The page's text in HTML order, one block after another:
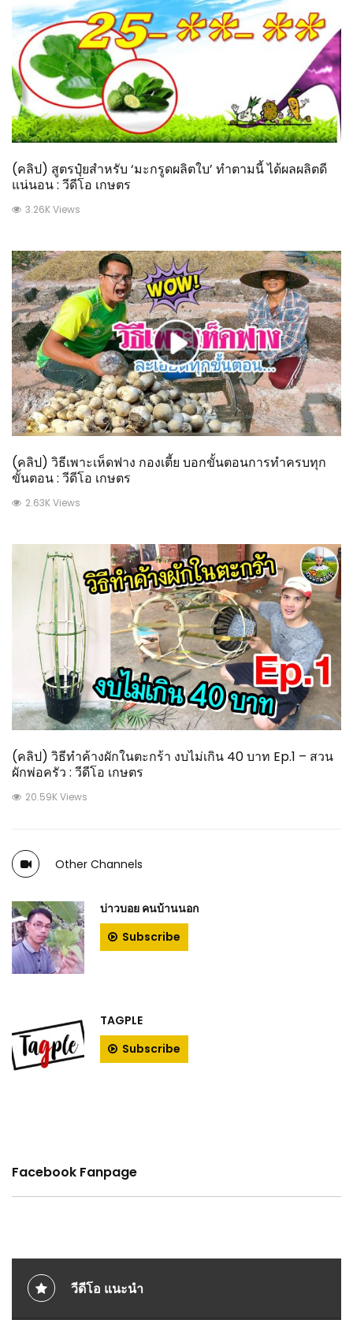
(คลิป) สูตรปุ๋ยสำหรับ ‘มะกรูดผลิตใบ’ ทำตามนี้ ได้ผลผลิตดี
แน่นอน : วีดีโอ เกษตร
3.26K Views
(คลิป) วิธีเพาะเห็ดฟาง กองเตี้ย บอกขั้นตอนการทำครบทุก
ขั้นตอน : วีดีโอ เกษตร
2.63K Views
(คลิป) วิธีทำค้างผักในตะกร้า งบไม่เกิน 40 บาท Ep.1 – สวน
ผักพ่อครัว : วีดีโอ เกษตร
20.59K Views
Other Channels
บ่าวบอย คนบ้านนอก
Subscribe
TAGPLE
Subscribe
Facebook Fanpage
วีดีโอ แนะนำ